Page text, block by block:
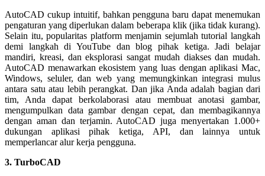
AutoCAD cukup intuitif, bahkan pengguna baru dapat menemukan
pengaturan yang diperlukan dalam beberapa klik (jika tidak kurang).
Selain itu, popularitas platform menjamin sejumlah tutorial langkah
demi langkah di YouTube dan blog pihak ketiga. Jadi belajar
mandiri, kreasi, dan eksplorasi sangat mudah diakses dan mudah.
AutoCAD menawarkan ekosistem yang luas dengan aplikasi Mac,
Windows, seluler, dan web yang memungkinkan integrasi mulus
antara satu atau lebih perangkat. Dan jika Anda adalah bagian dari
tim, Anda dapat berkolaborasi atau membuat anotasi gambar,
mengumpulkan data gambar dengan cepat, dan membagikannya
dengan aman dan terjamin. AutoCAD juga menyertakan 1.000+
dukungan aplikasi pihak ketiga, API, dan lainnya untuk
memperlancar alur kerja pengguna.
3. TurboCAD